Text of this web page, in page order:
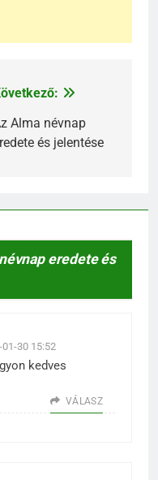
Alma névnap
és jelentése
eredete és
30 15:52
kedves
VÁLASZ